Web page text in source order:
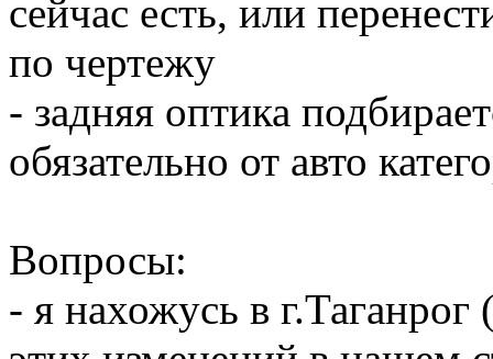
сейчас есть, или
по чертежу
- задняя оптика
обязательно от авто
Вопросы:
- я нахожусь в г.Таганрог